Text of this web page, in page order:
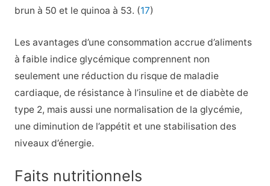
brun à 50 et le quinoa à 53. (17)
Les avantages d’une consommation accrue d’aliments
à faible indice glycémique comprennent non
seulement une réduction du risque de maladie
cardiaque, de résistance à l’insuline et de diabète de
type 2, mais aussi une normalisation de la glycémie,
une diminution de l’appétit et une stabilisation des
niveaux d’énergie.
Faits nutritionnels